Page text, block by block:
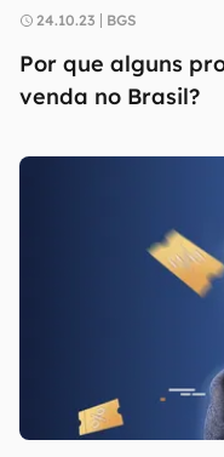
24.10.23 BGS
Por que alguns
venda no Brasil?